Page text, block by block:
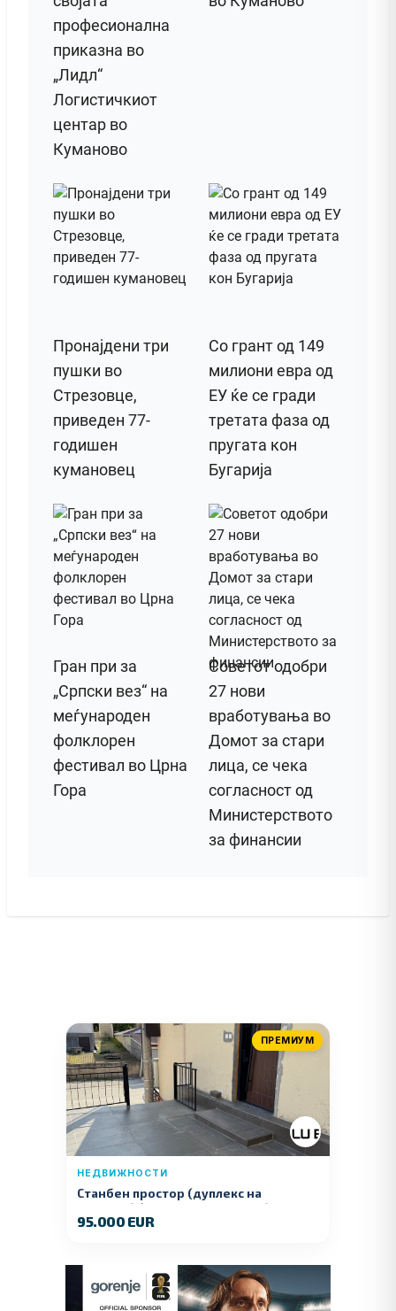
професионална
приказна во
„Лидл“
Логистичкиот
центар во
Куманово
Пронајдени три
пушки во
Стрезовце,
приведен 77-
годишен
кумановец
Со грант од 149
милиони евра од
ЕУ ќе се гради
третата фаза од
пругата кон
Бугарија
Гран при за
„Српски вез“ на
меѓународен
фолклорен
фестивал во Црна
Гора
Советот одобри
27 нови
вработувања во
Домот за стари
лица, се чека
согласност од
Министерството
за финансии
ПРЕМИУМ
НЕДВИЖНОСТИ
Станбен простор (дуплекс на
продажба) – Ул. Стојан Арсов бр. 1,
Куманово
95.000 EUR